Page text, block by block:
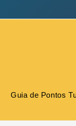
Guia de Pontos